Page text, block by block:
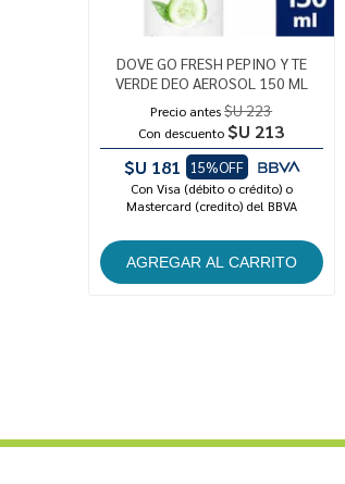
DOVE GO FRESH PEPINO Y TE
VERDE DEO AEROSOL 150 ML
Precio antes$U 223
Con descuento $U 213
$U 181
15%OFF
Con Visa (débito o crédito) o
Mastercard (credito) del BBVA